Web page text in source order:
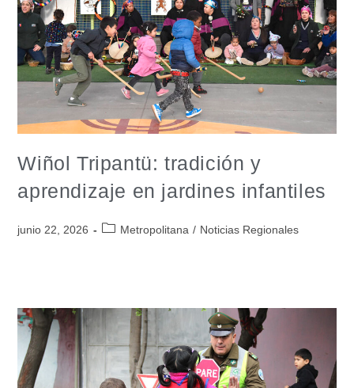
Wiñol Tripantü: tradición y
aprendizaje en jardines infantiles
junio 22, 2026 Metropolitana / Noticias Regionales